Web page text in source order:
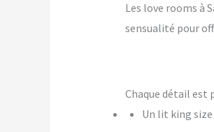
Les love rooms à
sensualité pour
Chaque détail est
Un lit king size